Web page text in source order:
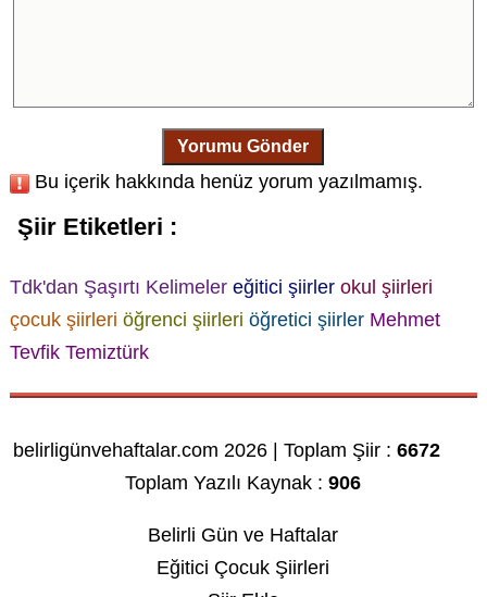
Yorumu Gönder
Bu içerik hakkında henüz yorum yazılmamış.
Şiir Etiketleri :
Tdk'dan Şaşırtı Kelimeler eğitici şiirler okul şiirleri
çocuk şiirleri öğrenci şiirleri öğretici şiirler Mehmet
Tevfik Temiztürk
belirligünvehaftalar.com 2026 | Toplam Şiir :6672
Toplam Yazılı Kaynak :906
Belirli Gün ve Haftalar
Eğitici Çocuk Şiirleri